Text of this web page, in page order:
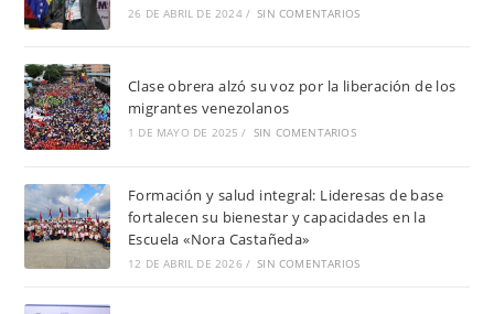
26 DE ABRIL DE 2024 / SIN COMENTARIOS
Clase obrera alzó su voz por la liberación de los
migrantes venezolanos
1 DE MAYO DE 2025 / SIN COMENTARIOS
Formación y salud integral: Lideresas de base
fortalecen su bienestar y capacidades en la
Escuela «Nora Castañeda»
12 DE ABRIL DE 2026 / SIN COMENTARIOS